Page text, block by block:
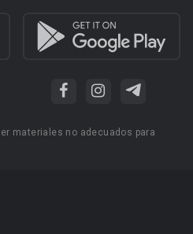
materiales no adecuados para